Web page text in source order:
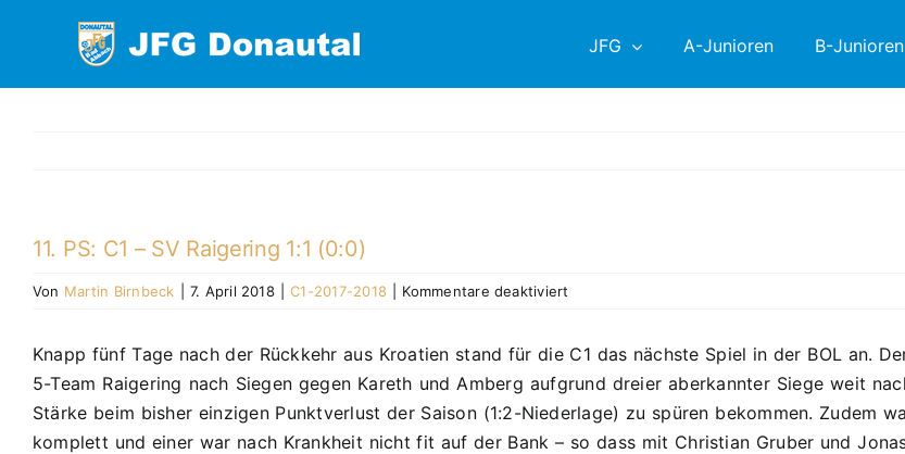
JFG A-Junioren B-Junioren
11. PS: C1 – SV Raigering 1:1 (0:0)
Von Martin Birnbeck 7. April 2018 C1-2017-2018 Kommentare deaktiviert
C1
–
SV
Raigering
Knapp fünf Tage nach der Rückkehr aus Kroatien stand für die C1 das nächste Spiel in der BOL an.
5-Team Raigering nach Siegen gegen Kareth und Amberg aufgrund dreier aberkannter Siege weit
Stärke beim bisher einzigen Punktverlust der Saison (1:2-Niederlage) zu spüren bekommen. Zudem
komplett und einer war nach Krankheit nicht fit auf der Bank – so dass mit Christian Gruber und